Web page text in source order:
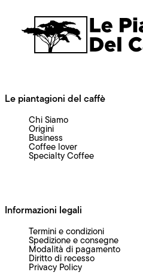
Le piantagioni del caffè
Chi Siamo
Origini
Business
Coffee lover
Specialty Coffee
Informazioni legali
Termini e condizioni
Spedizione e consegne
Modalità di pagamento
Diritto di recesso
Privacy Policy